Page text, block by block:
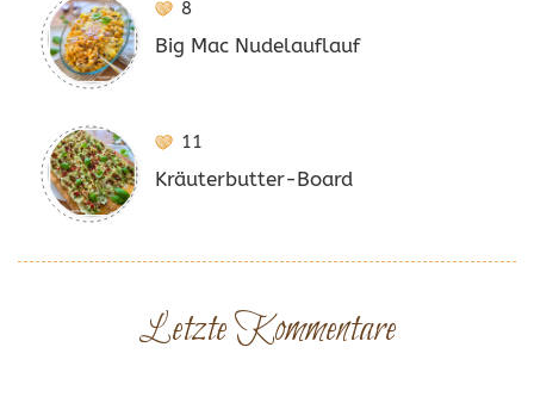
8
Big Mac Nudelauflauf
11
Kräuterbutter-Board
Letzte Kommentare